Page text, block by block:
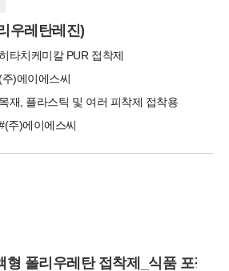
우레탄레진)
타치케미칼 PUR 접착제
주)에이에스씨
목재, 플라스틱 및 여러 피착제 접착용
주)에이에스씨
형 폴리우레탄 접착제_식품 포장재